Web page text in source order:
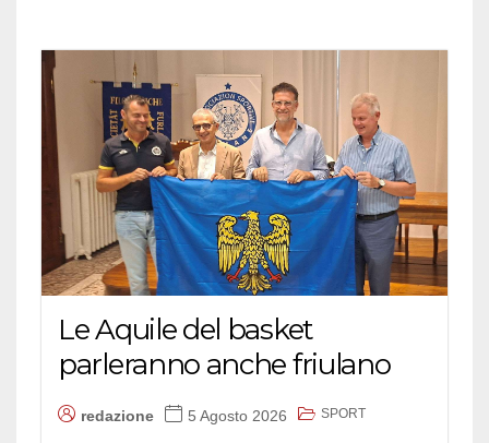
Le Aquile del basket
parleranno anche friulano
redazione 5 Agosto 2026 SPORT